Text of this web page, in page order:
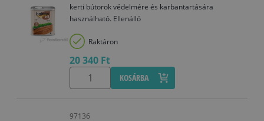
kerti bútorok védelmére és karbantartására
használható. Ellenálló
Raktáron
20 340 Ft
KOSÁRBA
97136